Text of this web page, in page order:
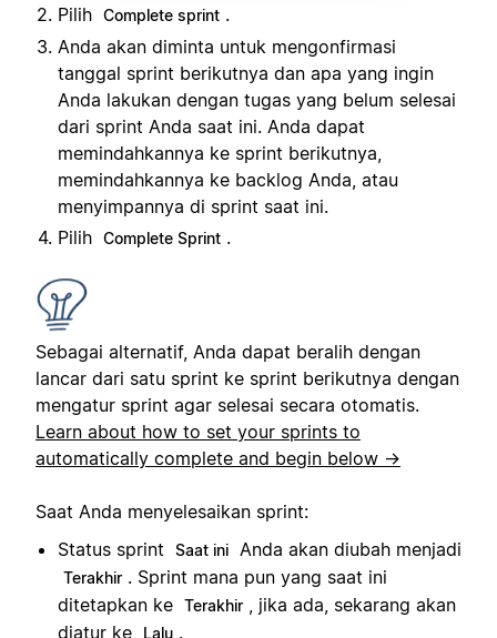
Pilih Complete sprint .
Anda akan diminta untuk mengonfirmasi
tanggal sprint berikutnya dan apa yang ingin
Anda lakukan dengan tugas yang belum selesai
dari sprint Anda saat ini. Anda dapat
memindahkannya ke sprint berikutnya,
memindahkannya ke backlog Anda, atau
menyimpannya di sprint saat ini.
Pilih Complete Sprint .
Sebagai alternatif, Anda dapat beralih dengan
lancar dari satu sprint ke sprint berikutnya dengan
mengatur sprint agar selesai secara otomatis.
Learn about how to set your sprints to
automatically complete and begin below →
Saat Anda menyelesaikan sprint:
Status sprint
Saat ini Anda akan diubah menjadi
Terakhir . Sprint mana pun yang saat ini
ditetapkan ke Terakhir , jika ada, sekarang akan
diatur ke
Lalu .